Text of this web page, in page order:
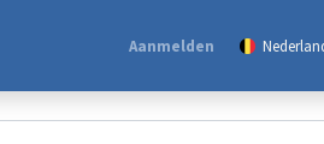
Aanmelden